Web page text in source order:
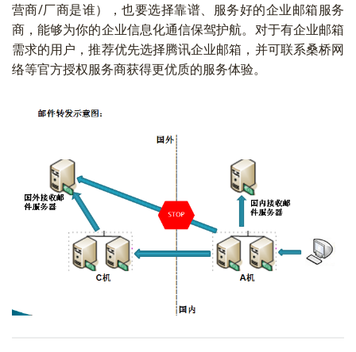
营商/厂商是谁），也要选择靠谱、服务好的企业邮箱服务
商，能够为你的企业信息化通信保驾护航。对于有企业邮箱
需求的用户，推荐优先选择腾讯企业邮箱，并可联系桑桥网
络等官方授权服务商获得更优质的服务体验。